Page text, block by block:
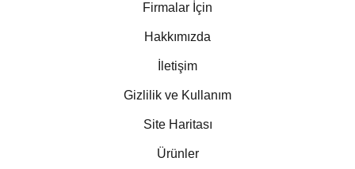
Firmalar İçin
Hakkımızda
İletişim
Gizlilik ve Kullanım
Site Haritası
Ürünler